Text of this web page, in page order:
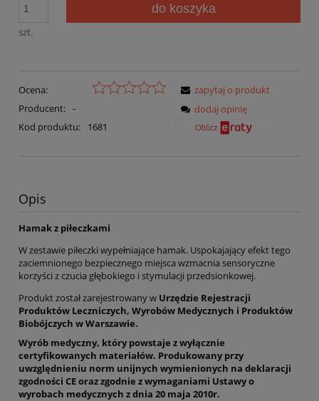
szt.
do koszyka
Ocena:
Producent: -
Kod produktu:
1681
zapytaj o produkt
dodaj opinię
Opis
Hamak z piłeczkami
W zestawie piłeczki wypełniające hamak. Uspokajający efekt tego
zaciemnionego bezpiecznego miejsca wzmacnia sensoryczne
korzyści z czucia głębokiego i stymulacji przedsionkowej.
Produkt został zarejestrowany w Urzędzie Rejestracji
Produktów Leczniczych, Wyrobów Medycznych i Produktów
Biobójczych w Warszawie.
Wyrób medyczny, który powstaje z wyłącznie
certyfikowanych materiałów. Produkowany przy
uwzględnieniu norm unijnych wymienionych na deklaracji
zgodności CE orazzgodnie z wymaganiami Ustawy o
wyrobach medycznych z dnia 20 maja 2010r.